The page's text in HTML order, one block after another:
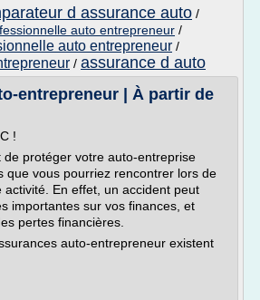
d assurance auto /
auto entrepreneur /
auto entrepreneur /
/ assurance d auto
entrepreneur | À partir de
!
de protéger votre auto-entreprise
que vous pourriez rencontrer lors de
activité. En effet, un accident peut
importantes sur vos finances, et
pertes financières.
auto-entrepreneur existent